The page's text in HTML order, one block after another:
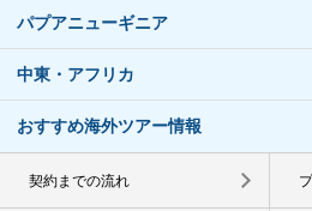
パプアニューギニア
中東・アフリカ
おすすめ海外ツアー情報
契約までの流れ